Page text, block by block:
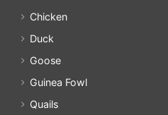
Chicken
Duck
Goose
Guinea Fowl
Quails